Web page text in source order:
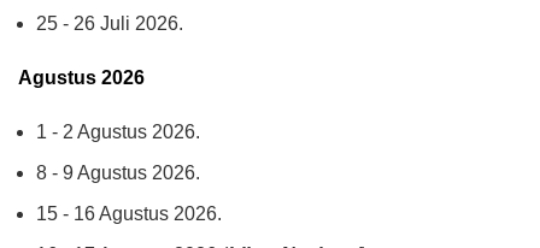
25 - 26 Juli 2026.
Agustus 2026
1 - 2 Agustus 2026.
8 - 9 Agustus 2026.
15 - 16 Agustus 2026.